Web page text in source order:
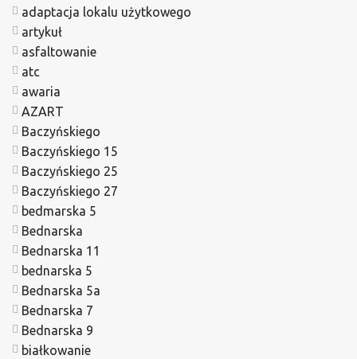
adaptacja lokalu użytkowego
artykuł
asfaltowanie
atc
awaria
AZART
Baczyńskiego
Baczyńskiego 15
Baczyńskiego 25
Baczyńskiego 27
bedmarska 5
Bednarska
Bednarska 11
bednarska 5
Bednarska 5a
Bednarska 7
Bednarska 9
białkowanie